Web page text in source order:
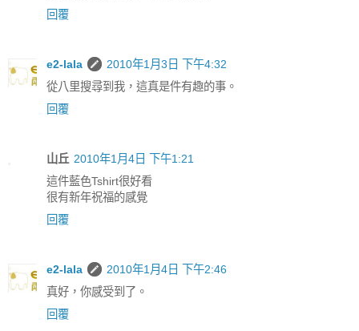
回覆
e2-lala
2010年1月3日 下午4:32
從八里搜尋到我，這真是件有趣的事。
回覆
山丘 2010年1月4日 下午1:21
這件藍色Tshirt很好看
很有新年祝福的感覺
回覆
e2-lala
2010年1月4日 下午2:46
真好，你感受到了。
回覆